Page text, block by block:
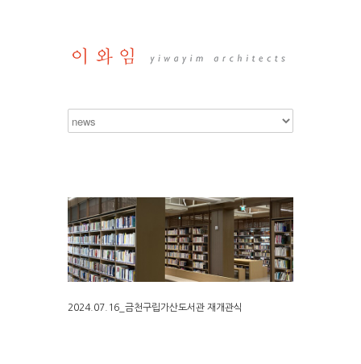
2024.07.16_금천구립가산도서관 재개관식